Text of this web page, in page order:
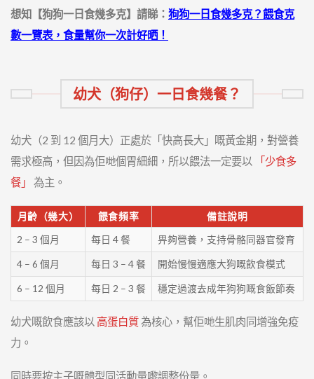
想知【狗狗一日食幾多克】請睇： 狗狗一日食幾多克？餵食克
數一覽表，食量幫你一次計好晒！
幼犬（狗仔）一日食幾餐？
幼犬（2 到 12 個月大）正處於「快高長大」嘅黃金期，對營養
需求極高，但因為佢哋個胃細細，所以餵法一定要以
「少食多
餐」
為主。
月齡（幾大） 餵食頻率
備註說明
2 – 3 個月
每日 4 餐 畀夠營養，支持骨骼同器官發育
4 – 6 個月 每日 3 – 4 餐 開始慢慢適應大狗嘅飲食模式
6 – 12 個月 每日 2 – 3 餐 穩定過渡去成年狗狗嘅食飯節奏
幼犬嘅飲食應該以 高蛋白質為核心，幫佢哋生肌肉同增強免疫
力。
同時要按主子嘅體型同活動量嚟調整份量。